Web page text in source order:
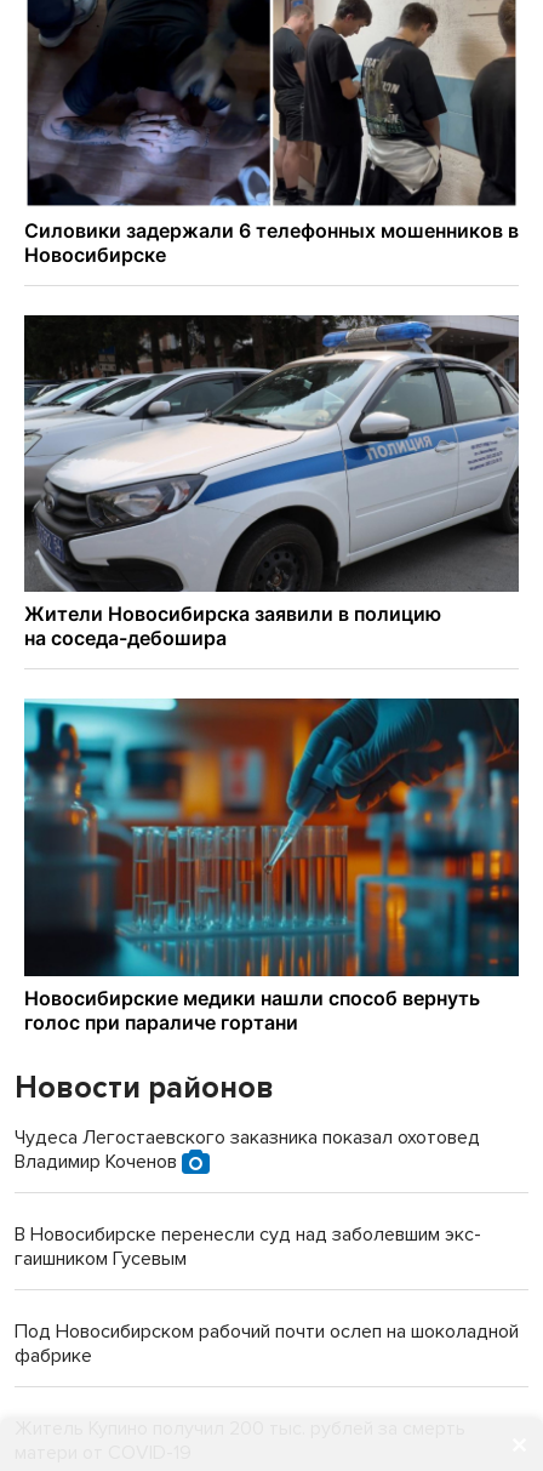
площади КРТ предупредили эксперты
Начался настоящий сезон: новосибирцы ведрами
собирают белый гриб
Новости районов
Чудеса Легостаевского заказника показал охотовед
Владимир Коченов
В Новосибирске перенесли суд над заболевшим экс-
гаишником Гусевым
Под Новосибирском рабочий почти ослеп на шоколадной
фабрике